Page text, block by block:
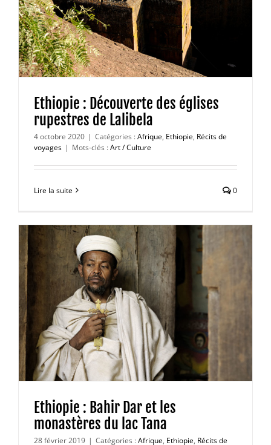
Ethiopie : Découverte des églises
rupestres de Lalibela
4 octobre 2020 | Catégories :Afrique, Ethiopie, Récits de
voyages | Mots-clés :Art / Culture
Lire la suite 0
Ethiopie : Bahir Dar et les
monastères du lac Tana
28 février 2019 | Catégories :Afrique, Ethiopie, Récits de